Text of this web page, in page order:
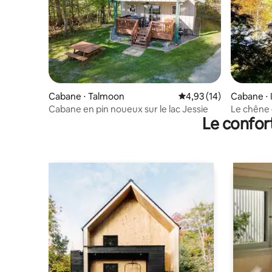
Cabane ⋅ Talmoon Évaluation moyenne
4,93 (14)
Cabane en pin noueux sur le lac Jessie
Cabane
Le
Le